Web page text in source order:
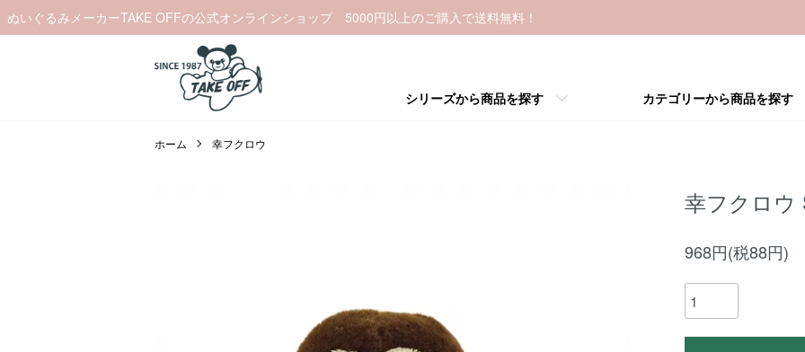
ぬいぐるみメーカーTAKE OFFの公式オンラインショップ 5000円以上のご購入で送料無料！
シリーズから商品を探す カテゴリーから商品を探す
ホーム 幸フクロウ
幸フクロ
968円(税88円)